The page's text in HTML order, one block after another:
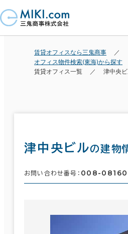
賃貸オフィスなら三鬼商事
オフィス物件検索(東海)から探す
賃貸オフィス一覧
津中央
津中央ビルの建物
お問い合わせ番号： 008-08160